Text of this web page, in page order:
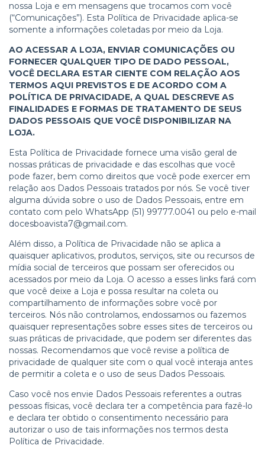
nossa Loja e em mensagens que trocamos com você
(“Comunicações”). Esta Política de Privacidade aplica-se
somente a informações coletadas por meio da Loja.
AO ACESSAR A LOJA, ENVIAR COMUNICAÇÕES OU
FORNECER QUALQUER TIPO DE DADO PESSOAL,
VOCÊ DECLARA ESTAR CIENTE COM RELAÇÃO AOS
TERMOS AQUI PREVISTOS E DE ACORDO COM A
POLÍTICA DE PRIVACIDADE, A QUAL DESCREVE AS
FINALIDADES E FORMAS DE TRATAMENTO DE SEUS
DADOS PESSOAIS QUE VOCÊ DISPONIBILIZAR NA
LOJA.
Esta Política de Privacidade fornece uma visão geral de
nossas práticas de privacidade e das escolhas que você
pode fazer, bem como direitos que você pode exercer em
relação aos Dados Pessoais tratados por nós. Se você tiver
alguma dúvida sobre o uso de Dados Pessoais, entre em
contato com pelo WhatsApp (51) 99777.0041 ou pelo e-mail
docesboavista7@gmail.com.
Além disso, a Política de Privacidade não se aplica a
quaisquer aplicativos, produtos, serviços, site ou recursos de
mídia social de terceiros que possam ser oferecidos ou
acessados por meio da Loja. O acesso a esses links fará com
que você deixe a Loja e possa resultar na coleta ou
compartilhamento de informações sobre você por
terceiros. Nós não controlamos, endossamos ou fazemos
quaisquer representações sobre esses sites de terceiros ou
suas práticas de privacidade, que podem ser diferentes das
nossas. Recomendamos que você revise a política de
privacidade de qualquer site com o qual você interaja antes
de permitir a coleta e o uso de seus Dados Pessoais.
Caso você nos envie Dados Pessoais referentes a outras
pessoas físicas, você declara ter a competência para fazê-lo
e declara ter obtido o consentimento necessário para
autorizar o uso de tais informações nos termos desta
Política de Privacidade.